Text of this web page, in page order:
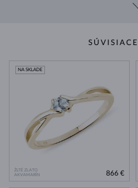
SÚVISIACE
ŽLTÉ ZLATO
AKVAMARÍN
NA SKLADE
866 €